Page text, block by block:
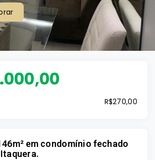
R$270,00
em condomínio fechado